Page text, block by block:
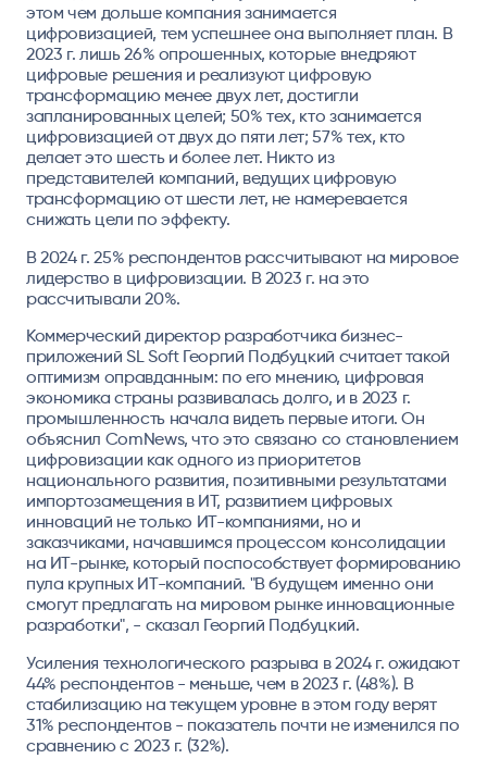
этом чем дольше компания занимается
цифровизацией, тем успешнее она выполняет план. В
2023 г. лишь 26% опрошенных, которые внедряют
цифровые решения и реализуют цифровую
трансформацию менее двух лет, достигли
запланированных целей; 50% тех, кто занимается
цифровизацией от двух до пяти лет; 57% тех, кто
делает это шесть и более лет. Никто из
представителей компаний, ведущих цифровую
трансформацию от шести лет, не намеревается
снижать цели по эффекту.
В 2024 г. 25% респондентов рассчитывают на мировое
лидерство в цифровизации. В 2023 г. на это
рассчитывали 20%.
Коммерческий директор разработчика бизнес-
приложений SL Soft Георгий Подбуцкий считает такой
оптимизм оправданным: по его мнению, цифровая
экономика страны развивалась долго, и в 2023 г.
промышленность начала видеть первые итоги. Он
объяснил ComNews, что это связано со становлением
цифровизации как одного из приоритетов
национального развития, позитивными результатами
импортозамещения в ИТ, развитием цифровых
инноваций не только ИТ-компаниями, но и
заказчиками, начавшимся процессом консолидации
на ИТ-рынке, который поспособствует формированию
пула крупных ИТ-компаний. "В будущем именно они
смогут предлагать на мировом рынке инновационные
разработки", - сказал Георгий Подбуцкий.
Усиления технологического разрыва в 2024 г. ожидают
44% респондентов - меньше, чем в 2023 г. (48%). В
стабилизацию на текущем уровне в этом году верят
31% респондентов - показатель почти не изменился по
сравнению с 2023 г. (32%).